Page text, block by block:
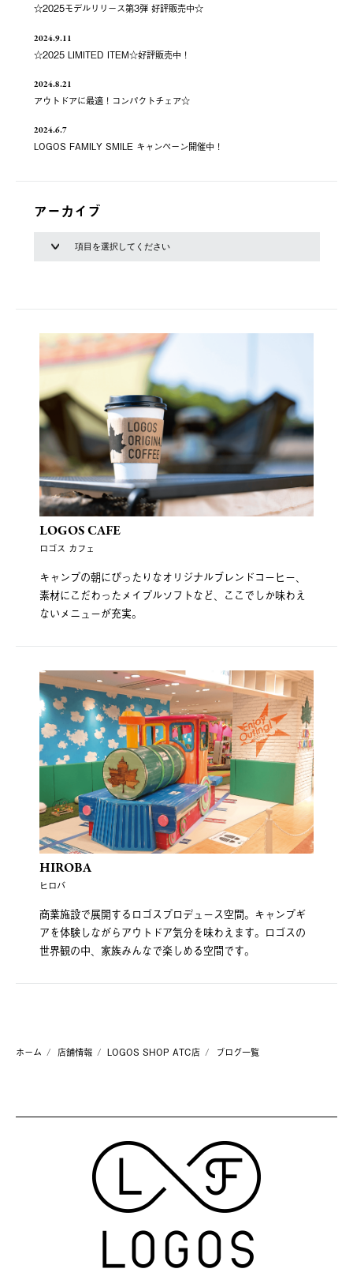
☆2025モデルリリース第3弾 好評販売中☆
2024.9.11
☆2025 LIMITED ITEM☆好評販売中！
2024.8.21
アウトドアに最適！コンパクトチェア☆
2024.6.7
LOGOS FAMILY SMILE キャンペーン開催中！
アーカイブ
LOGOS CAFE
ロゴス カフェ
キャンプの朝にぴったりなオリジナルブレンドコーヒー、
素材にこだわったメイプルソフトなど、ここでしか味わえ
ないメニューが充実。
HIROBA
ヒロバ
商業施設で展開するロゴスプロデュース空間。キャンプギ
アを体験しながらアウトドア気分を味わえます。ロゴスの
世界観の中、家族みんなで楽しめる空間です。
ホーム 店舗情報 LOGOS SHOP ATC店 ブログ一覧